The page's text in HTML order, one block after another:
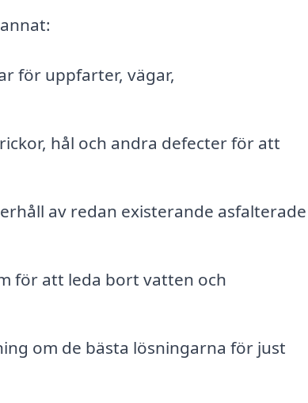
för uppfarter, vägar,
hål och andra defecter för att
av redan existerande asfalterade
för att leda bort vatten och
om de bästa lösningarna för just